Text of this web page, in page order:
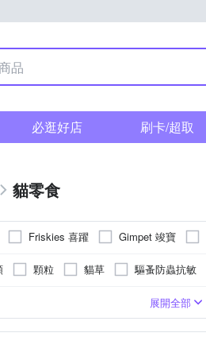
必逛好店 刷卡/超取
貓零食
Friskies 喜躍 Gimpet 竣寶
顆粒 貓草 驅蚤防蟲抗敏
展開全部